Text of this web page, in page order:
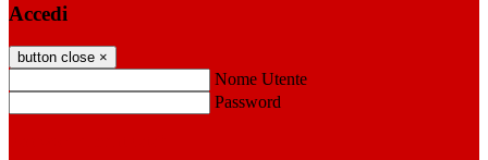
Accedi
button close ×
Nome Utente
Password